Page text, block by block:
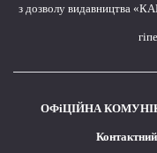
з дозволу видавництва
ОФіЦІЙНА